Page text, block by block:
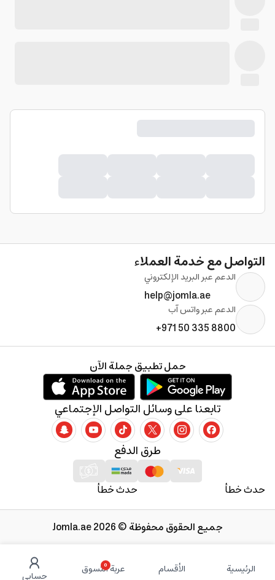
الرئيسية الأقسام 0
عربة التسوق حسابي
التواصل مع خدمة العملاء
الدعم عبر البريد الإلكتروني
help@jomla.ae
الدعم عبر واتس آب
+971 50 335 8800
حدث خطأ حدث خطأ
طرق الدفع
تابعنا على وسائل التواصل الإجتماعي
حمل تطبيق جملة الآن
جميع الحقوق محفوظة © 2026 Jomla.ae